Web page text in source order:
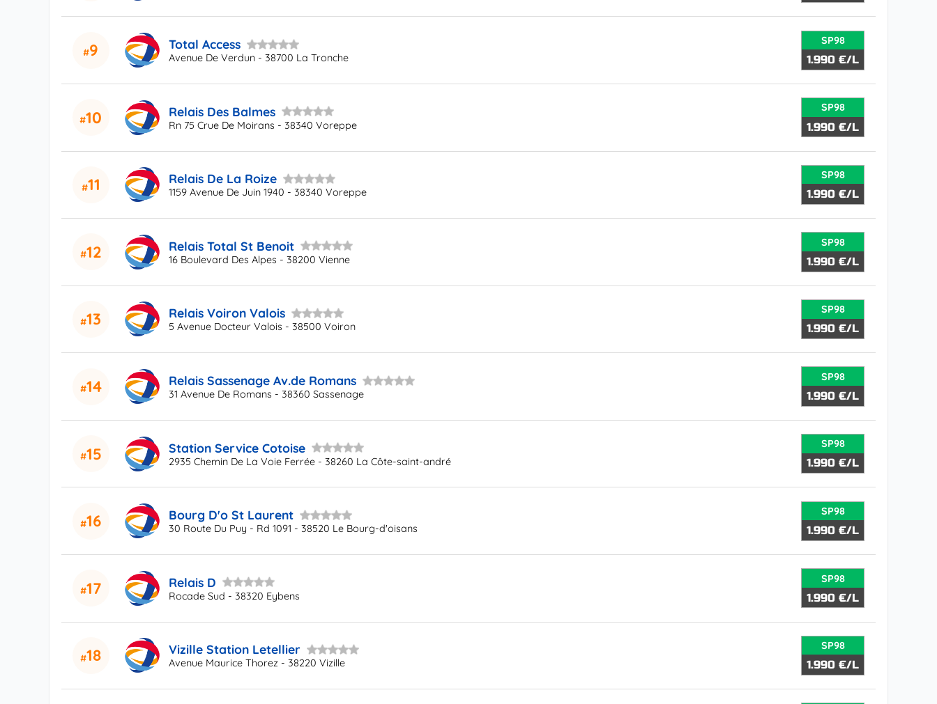
9 Total Access
Avenue De Verdun - 38700 La Tronche
SP98
1.990 €/L
10 Relais Des Balmes
Rn 75 Crue De Moirans - 38340 Voreppe
SP98
1.990 €/L
11 Relais De La Roize
1159 Avenue De Juin 1940 - 38340 Voreppe
SP98
1.990 €/L
12 Relais Total St Benoit
16 Boulevard Des Alpes - 38200 Vienne
SP98
1.990 €/L
13 Relais Voiron Valois
5 Avenue Docteur Valois - 38500 Voiron
SP98
1.990 €/L
14 Relais Sassenage Av.de Romans
31 Avenue De Romans - 38360 Sassenage
SP98
1.990 €/L
15 Station Service Cotoise
2935 Chemin De La Voie Ferrée - 38260 La Côte-saint-andré
SP98
1.990 €/L
16 Bourg D'o St Laurent
30 Route Du Puy - Rd 1091 - 38520 Le Bourg-d'oisans
SP98
1.990 €/L
17 Relais D
Rocade Sud - 38320 Eybens
SP98
1.990 €/L
18 Vizille Station Letellier
Avenue Maurice Thorez - 38220 Vizille
SP98
1.990 €/L